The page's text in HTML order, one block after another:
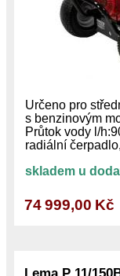
Určeno pro
s benzinovým
Průtok vody l/
radiální
skladem u
74 999,00 Kč